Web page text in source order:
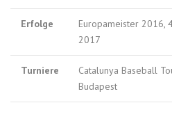
Erfolge
Europameister 2016,
2017
Turniere
Catalunya Baseball
Budapest